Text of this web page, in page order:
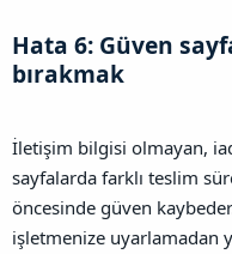
Hata 6: Güven
bırakmak​
İletişim bilgisi olmayan,
sayfalarda farklı teslim
öncesinde güven
işletmenize uyarlamadan